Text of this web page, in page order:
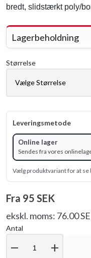
bredt, slidstærkt poly/
Lagerbeholdning
Størrelse
Leveringsmetode
Online lager
Sendes fra vores
Vælg produktvariant for at se
Fra 95 SEK
ekskl. moms: 76.00
Antal
remove add